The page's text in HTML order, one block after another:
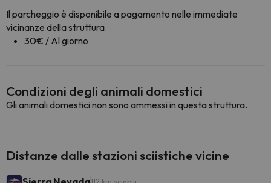
Il parcheggio è disponibile a pagamento nelle immediate
vicinanze della struttura.
30€ / Al giorno
Condizioni degli animali domestici
Gli animali domestici non sono ammessi in questa struttura.
Distanze dalle stazioni sciistiche vicine
112 km sciabili